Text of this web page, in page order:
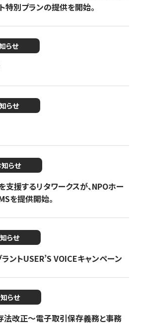
特別プランの提供を開始。
らせ
らせ
らせ
支援するリタワークスが、NPOホー
を提供開始。
らせ
ラントUSER’S VOICEキャンペーン
らせ
改正～電子取引保存義務と事務